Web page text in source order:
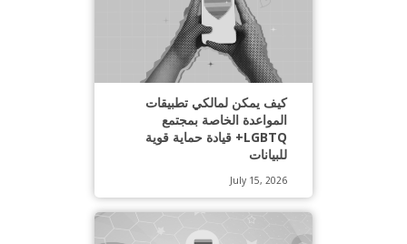
كيف يمكن لمالكي تطبيقات
المواعدة الخاصة بمجتمع
LGBTQ+ قيادة حماية قوية
للبيانات
July 15, 2026